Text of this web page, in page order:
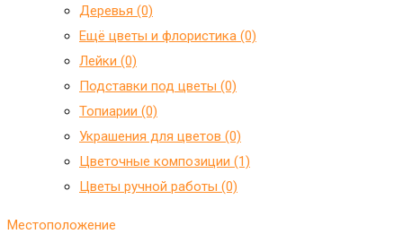
Деревья (0)
Ещё цветы и флористика (0)
Лейки (0)
Подставки под цветы (0)
Топиарии (0)
Украшения для цветов (0)
Цветочные композиции (1)
Цветы ручной работы (0)
Местоположение